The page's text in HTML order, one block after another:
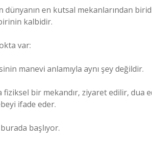
dünyanın en kutsal mekanlarından
kalbidir.
var:
manevi anlamıyla aynı şey değildir.
bir mekandır, ziyaret edilir, dua
ifade eder.
başlıyor.